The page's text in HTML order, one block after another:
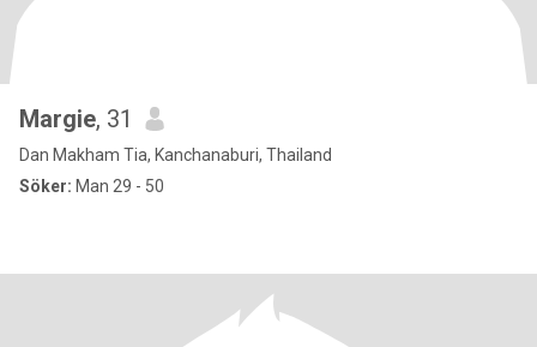
Margie, 31
Dan Makham Tia, Kanchanaburi, Thailand
Söker: Man 29 - 50